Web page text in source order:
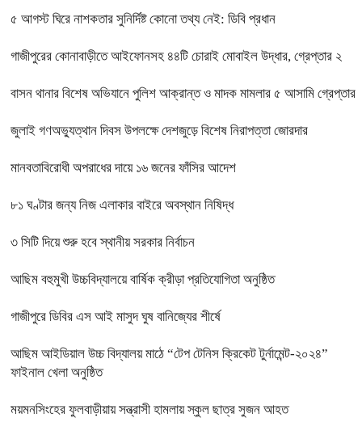
৫ আগস্ট ঘিরে নাশকতার সুনির্দিষ্ট কোনো তথ্য নেই: ডিবি প্রধান
গাজীপুরের কোনাবাড়ীতে আইফোনসহ ৪৪টি চোরাই মোবাইল উদ্ধার, গ্রেপ্তার ২
বাসন থানার বিশেষ অভিযানে পুলিশ আক্রান্ত ও মাদক মামলার ৫ আসামি গ্রেপ্তার
জুলাই গণঅভ্যুত্থান দিবস উপলক্ষে দেশজুড়ে বিশেষ নিরাপত্তা জোরদার
মানবতাবিরোধী অপরাধের দায়ে ১৬ জনের ফাঁসির আদেশ
৮১ ঘণ্টার জন্য নিজ এলাকার বাইরে অবস্থান নিষিদ্ধ
৩ সিটি দিয়ে শুরু হবে স্থানীয় সরকার নির্বাচন
আছিম বহুমুখী উচ্চবিদ্যালয়ে বার্ষিক ক্রীড়া প্রতিযোগিতা অনুষ্ঠিত
গাজীপুরে ডিবির এস আই মাসুদ ঘুষ বানিজ্যের শীর্ষে
আছিম আইডিয়াল উচ্চ বিদ্যালয় মাঠে “টেপ টেনিস ক্রিকেট টুর্নামেন্ট-২০২৪”
ফাইনাল খেলা অনুষ্ঠিত
ময়মনসিংহের ফুলবাড়ীয়ায় সন্ত্রাসী হামলায় স্কুল ছাত্র সুজন আহত